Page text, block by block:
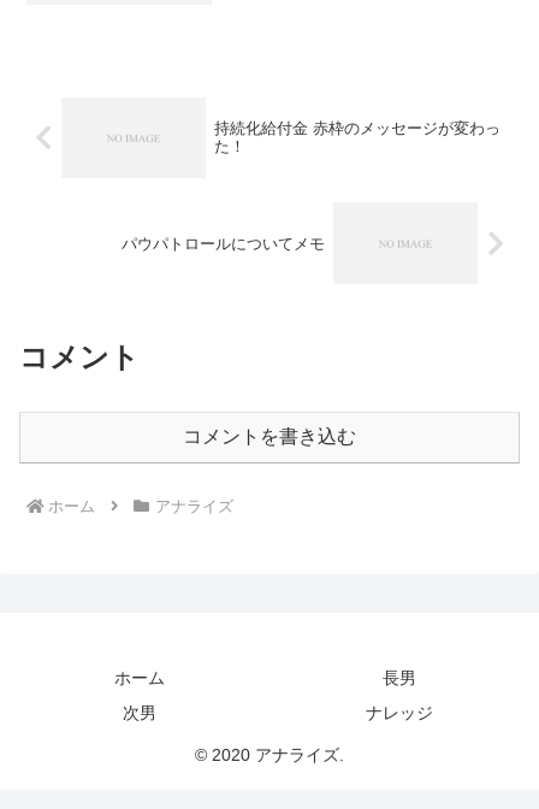
持続化給付金 赤枠のメッセージが変わっ
た！
パウパトロールについてメモ
コメント
コメントを書き込む
ホーム アナライズ
ホーム
長男
次男
ナレッジ
© 2020 アナライズ.